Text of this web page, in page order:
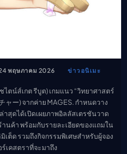
พฤษภาคม 2026 ข่าวอนิเมะ
ไตน์ส์เกต รีบูต) เกมแนว “วิทยาศาสตร์
ャー) จากค่าย MAGES. กำหนดวาง
ล่าสุดได้เปิดเผยภาพอิลลัสเตรชันวาด
นค้า พร้อมกับรายละเอียดของแถมใน
เต็ด รวมถึงกิจกรรมพิเศษสำหรับผู้จอง
เคสตราที่จะมาถึง